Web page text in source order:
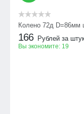
Колено 72д D=86мм
166 Рублей за
Вы экономите: 19